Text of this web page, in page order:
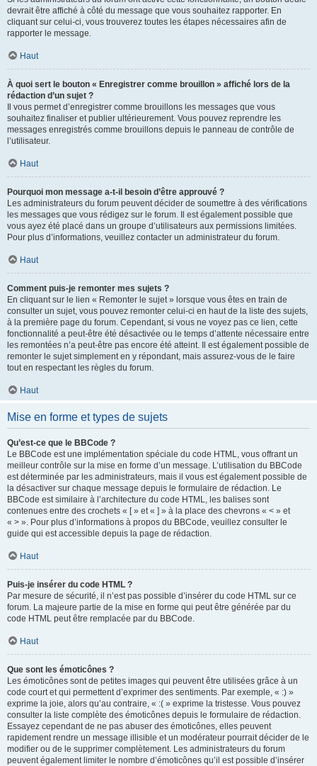
devrait être affiché à côté du message que vous souhaitez rapporter. En
cliquant sur celui-ci, vous trouverez toutes les étapes nécessaires afin de
rapporter le message.
Haut
À quoi sert le bouton « Enregistrer comme brouillon » affiché lors de la
rédaction d’un sujet ?
Il vous permet d’enregistrer comme brouillons les messages que vous
souhaitez finaliser et publier ultérieurement. Vous pouvez reprendre les
messages enregistrés comme brouillons depuis le panneau de contrôle de
l’utilisateur.
Haut
Pourquoi mon message a-t-il besoin d’être approuvé ?
Les administrateurs du forum peuvent décider de soumettre à des vérifications
les messages que vous rédigez sur le forum. Il est également possible que
vous ayez été placé dans un groupe d’utilisateurs aux permissions limitées.
Pour plus d’informations, veuillez contacter un administrateur du forum.
Haut
Comment puis-je remonter mes sujets ?
En cliquant sur le lien « Remonter le sujet » lorsque vous êtes en train de
consulter un sujet, vous pouvez remonter celui-ci en haut de la liste des sujets,
à la première page du forum. Cependant, si vous ne voyez pas ce lien, cette
fonctionnalité a peut-être été désactivée ou le temps d’attente nécessaire entre
les remontées n’a peut-être pas encore été atteint. Il est également possible de
remonter le sujet simplement en y répondant, mais assurez-vous de le faire
tout en respectant les règles du forum.
Haut
Mise en forme et types de sujets
Qu’est-ce que le BBCode ?
Le BBCode est une implémentation spéciale du code HTML, vous offrant un
meilleur contrôle sur la mise en forme d’un message. L’utilisation du BBCode
est déterminée par les administrateurs, mais il vous est également possible de
la désactiver sur chaque message depuis le formulaire de rédaction. Le
BBCode est similaire à l’architecture du code HTML, les balises sont
contenues entre des crochets « [ » et « ] » à la place des chevrons « < » et
« > ». Pour plus d’informations à propos du BBCode, veuillez consulter le
guide qui est accessible depuis la page de rédaction.
Haut
Puis-je insérer du code HTML ?
Par mesure de sécurité, il n’est pas possible d’insérer du code HTML sur ce
forum. La majeure partie de la mise en forme qui peut être générée par du
code HTML peut être remplacée par du BBCode.
Haut
Que sont les émoticônes ?
Les émoticônes sont de petites images qui peuvent être utilisées grâce à un
code court et qui permettent d’exprimer des sentiments. Par exemple, « :) »
exprime la joie, alors qu’au contraire, « :( » exprime la tristesse. Vous pouvez
consulter la liste complète des émoticônes depuis le formulaire de rédaction.
Essayez cependant de ne pas abuser des émoticônes, elles peuvent
rapidement rendre un message illisible et un modérateur pourrait décider de le
modifier ou de le supprimer complètement. Les administrateurs du forum
peuvent également limiter le nombre d’émoticônes qu’il est possible d’insérer